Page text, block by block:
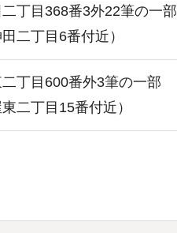
丁目368番3外22筆の一部
二丁目6番付近）
丁目600番外3筆の一部
二丁目15番付近）